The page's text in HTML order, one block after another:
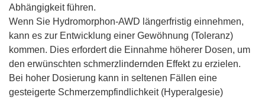
Abhängigkeit führen.
Wenn Sie Hydromorphon-AWD längerfristig einnehmen,
kann es zur Entwicklung einer Gewöhnung (Toleranz)
kommen. Dies erfordert die Einnahme höherer Dosen, um
den erwünschten schmerzlindernden Effekt zu erzielen.
Bei hoher Dosierung kann in seltenen Fällen eine
gesteigerte Schmerzempfindlichkeit (Hyperalgesie)